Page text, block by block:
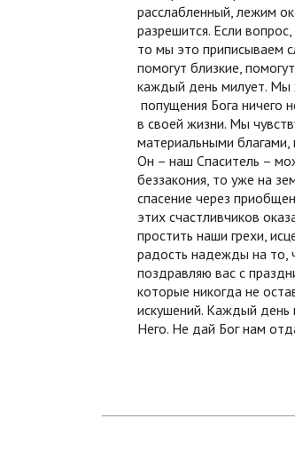
расслабленный, лежим
разрешится. Если
то мы это приписываем
помогут близкие,
каждый день милует. Мы
попущения Бога ничего
в своей жизни. Мы
материальными благами,
Он – наш Спаситель –
беззакония, то уже на
спасение через
этих счастливчиков
простить наши грехи,
радость надежды на то,
поздравляю вас с
которые никогда не
искушений. Каждый
Него. Не дай Бог нам